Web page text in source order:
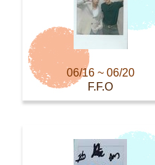
06/16 ~ 06/20
F.F.O